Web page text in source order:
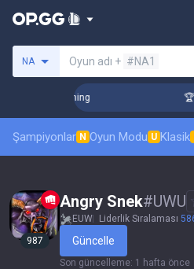
NA Oyun adı + #NA1
Coaching
Şampiyonlar N Oyun Modu U Klasik
987
Angry Snek#UWU
EUW Liderlik Sıralaması
Güncelle
Son güncelleme: 1 hafta önce